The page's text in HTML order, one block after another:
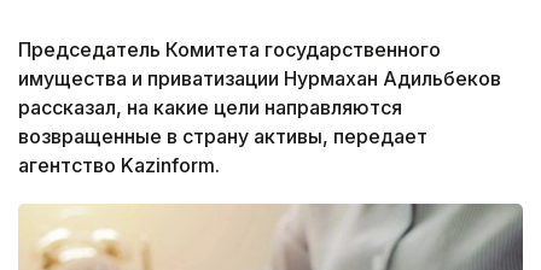
Председатель Комитета государственного
имущества и приватизации Нурмахан Адильбеков
рассказал, на какие цели направляются
возвращенные в страну активы, передает
агентство Kazinform.